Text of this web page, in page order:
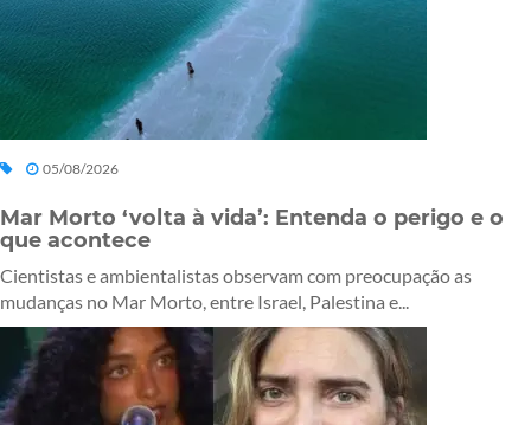
05/08/2026
Mar Morto ‘volta à vida’: Entenda o perigo e o
que acontece
Cientistas e ambientalistas observam com preocupação as
mudanças no Mar Morto, entre Israel, Palestina e...